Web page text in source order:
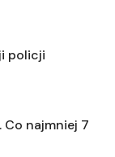
policji
Co najmniej 7